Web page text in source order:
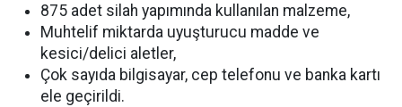
875 adet silah yapımında kullanılan malzeme,
Muhtelif miktarda uyuşturucu madde ve
kesici/delici aletler,
Çok sayıda bilgisayar, cep telefonu ve banka kartı
ele geçirildi.